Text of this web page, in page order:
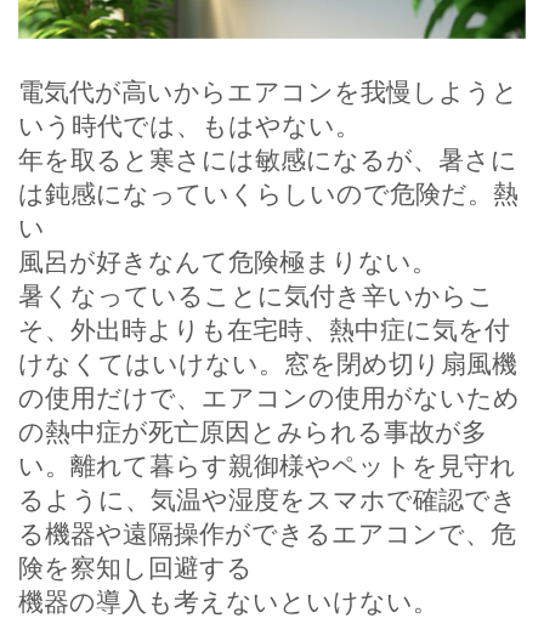
電気代が高いからエアコンを我慢しようと
いう時代では、もはやない。
年を取ると寒さには敏感になるが、暑さに
は鈍感になっていくらしいので危険だ。熱
い
風呂が好きなんて危険極まりない。
暑くなっていることに気付き辛いからこ
そ、外出時よりも在宅時、熱中症に気を付
けなくてはいけない。窓を閉め切り扇風機
の使用だけで、エアコンの使用がないため
の熱中症が死亡原因とみられる事故が多
い。離れて暮らす親御様やペットを見守れ
るように、気温や湿度をスマホで確認でき
る機器や遠隔操作ができるエアコンで、危
険を察知し回避する
機器の導入も考えないといけない。